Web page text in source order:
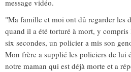
message vidéo.
"Ma famille et moi ont dû regarder les
quand il a été torturé à mort, y
six secondes, un policier a mis son
Mon frère a supplié les policiers de lui
notre maman qui est déjà morte et a